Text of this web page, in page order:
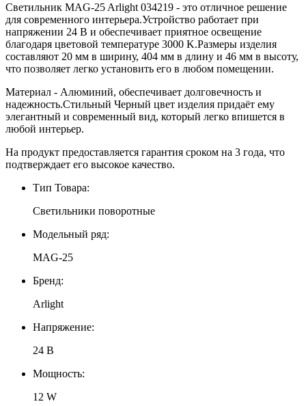
Светильник MAG-25 Arlight 034219 - это отличное решение
для современного интерьера.Устройство работает при
напряжении 24 В и обеспечивает приятное освещение
благодаря цветовой температуре 3000 K.Размеры изделия
составляют 20 мм в ширину, 404 мм в длину и 46 мм в высоту,
что позволяет легко установить его в любом помещении.
Материал - Алюминий, обеспечивает долговечность и
надежность.Стильный Черный цвет изделия придаёт ему
элегантный и современный вид, который легко впишется в
любой интерьер.
На продукт предоставляется гарантия сроком на 3 года, что
подтверждает его высокое качество.
Тип Товара:
Светильники поворотные
Модельный ряд:
MAG-25
Бренд:
Arlight
Напряжение:
24 В
Мощность:
12 W